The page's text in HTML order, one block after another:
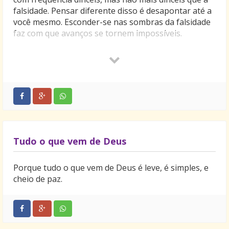
falsidade. Pensar diferente disso é desapontar até a
você mesmo. Esconder-se nas sombras da falsidade
faz com que avanços se tornem impossíveis.
verdade também é prática e eficiente, e funciona em
Viva na luz brilhante e poderosa. Abrace a verdade!
Tudo o que vem de Deus
Porque tudo o que vem de Deus é leve, é simples, e
cheio de paz.